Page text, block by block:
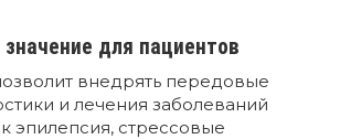
значение для пациентов
внедрять передовые
и лечения заболеваний
эпилепсия, стрессовые